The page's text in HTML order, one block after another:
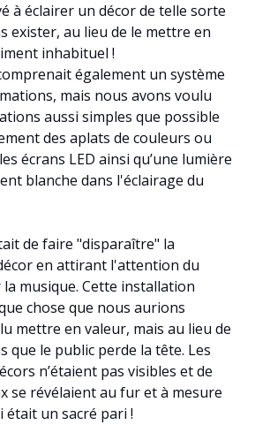
à éclairer un décor de telle sorte
exister, au lieu de le mettre en
inhabituel !
également un système
mais nous avons voulu
aussi simples que possible
des aplats de couleurs ou
écrans LED ainsi qu’une lumière
blanche dans l'éclairage du
de faire "disparaître" la
en attirant l'attention du
musique. Cette installation
chose que nous aurions
mettre en valeur, mais au lieu de
que le public perde la tête. Les
n’étaient pas visibles et de
se révélaient au fur et à mesure
était un sacré pari !